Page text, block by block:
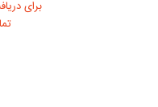
برای